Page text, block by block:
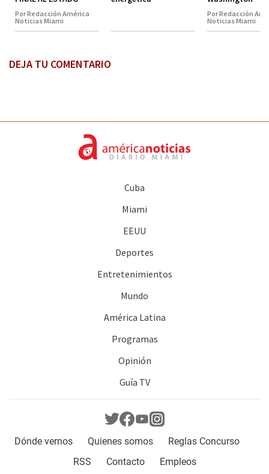
Por Redacción América
Noticias Miami
Por Redacción
Noticias Miami
DEJA TU COMENTARIO
Cuba
Miami
EEUU
Deportes
Entretenimientos
Mundo
América Latina
Programas
Opinión
Guía TV
Dónde vernos Quienes somos
Reglas Concurso
RSS
Contacto Empleos